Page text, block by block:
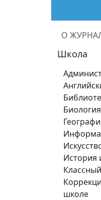
О
Школа
Биология
История
школе